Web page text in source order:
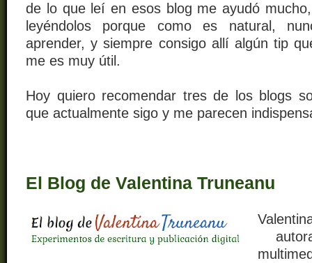
de lo que leí en esos blog me ayudó
leyéndolos porque como es natural,
aprender, y siempre consigo allí algún tip
me es muy útil.
Hoy quiero recomendar tres de los blogs
que actualmente sigo y me parecen
El Blog de Valentina Truneanu